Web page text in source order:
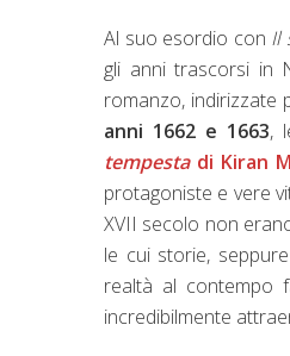
Al suo esordio con Il
gli anni trascorsi in
romanzo, indirizzate
anni 1662 e 1663,
tempestadi Kiran
protagoniste e vere
XVII secolo non
le cui storie,
realtà al contempo
incredibilmente